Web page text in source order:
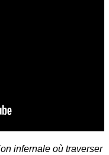
infernale où traverser